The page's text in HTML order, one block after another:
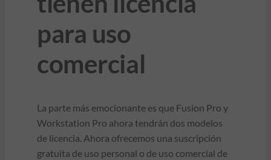
para uso
comercial
La parte más emocionante es que Fusion Pro y
Workstation Pro ahora tendrán dos modelos
de licencia. Ahora ofrecemos una suscripción
gratuita de uso personal o de uso comercial de